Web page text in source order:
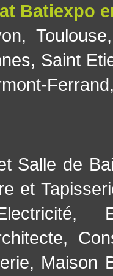
Batiexpo
, Toulouse
, Saint
Ferrand
Salle de
et
,
,
, Maison